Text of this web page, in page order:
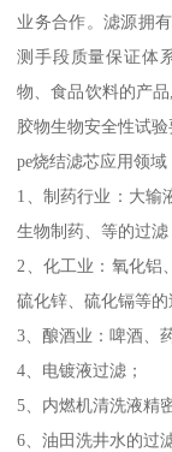
业务合作。滤源拥
测手段质量保证体
物、食品饮料的产
胶物生物安全性试验
pe烧结滤芯应用领域
1、制药行业：大输
生物制药、等的过滤
2、化工业：氧化铝
硫化锌、硫化镉等的
3、酿酒业：啤酒、
4、电镀液过滤；
5、内燃机清洗液精
6、油田洗井水的过